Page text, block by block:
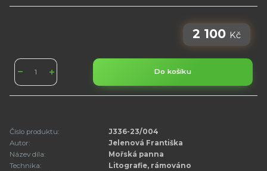
2 100 Kč
Do košíku
Číslo produktu:
J336-23/004
Autor:
Jelenová Františka
Název díla:
Mořská panna
Technika:
Litografie, rámováno